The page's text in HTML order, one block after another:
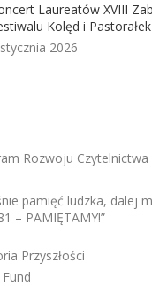
Laureatów XVIII
Kolęd i
2026
Rozwoju Czytelnictwa
pamięć ludzka, dalej
– PAMIĘTAMY!”
Przyszłości